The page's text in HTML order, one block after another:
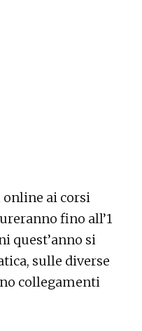
online ai corsi
fino all’1
quest’anno si
sulle diverse
collegamenti